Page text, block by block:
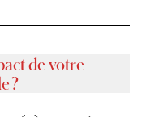
de votre
?